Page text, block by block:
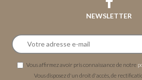
NEWSLETTER
Vous affirmez avoir pris connaissance de notre
Vous disposez d'un droit d'accès, de